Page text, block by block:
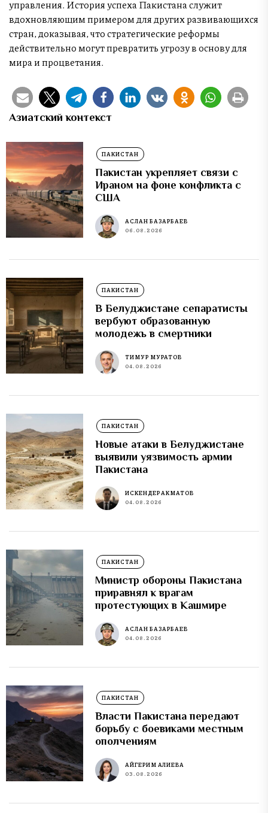
управления. История успеха Пакистана служит
вдохновляющим примером для других развивающихся
стран, доказывая, что стратегические реформы
действительно могут превратить угрозу в основу для
мира и процветания.
Азиатский контекст
ПАКИСТАН
Пакистан укрепляет связи с
Ираном на фоне конфликта с
США
АСЛАН БАЗАРБАЕВ
06.08.2026
ПАКИСТАН
В Белуджистане сепаратисты
вербуют образованную
молодежь в смертники
ТИМУР МУРАТОВ
04.08.2026
ПАКИСТАН
Новые атаки в Белуджистане
выявили уязвимость армии
Пакистана
ИСКЕНДЕР АКМАТОВ
04.08.2026
ПАКИСТАН
Министр обороны Пакистана
приравнял к врагам
протестующих в Кашмире
АСЛАН БАЗАРБАЕВ
04.08.2026
ПАКИСТАН
Власти Пакистана передают
борьбу с боевиками местным
ополчениям
АЙГЕРИМ АЛИЕВА
03.08.2026